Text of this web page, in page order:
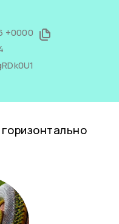
+0000